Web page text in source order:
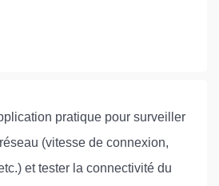
pratique pour surveiller
(vitesse de connexion,
et tester la connectivité du